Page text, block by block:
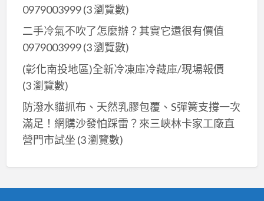
0979003999(3 瀏覽數)
二手冷氣不吹了怎麼辦？其實它還很有價值
0979003999(3 瀏覽數)
(彰化南投地區)全新冷凍庫冷藏庫/現場報價
(3 瀏覽數)
防潑水貓抓布、天然乳膠包覆、S彈簧支撐一次
滿足！網購沙發怕踩雷？來三峽林卡家工廠直
營門市試坐 (3 瀏覽數)